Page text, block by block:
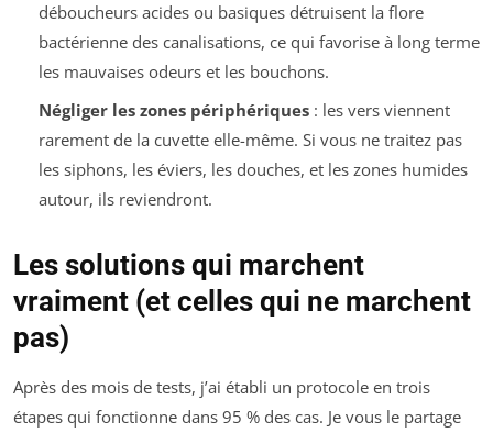
déboucheurs acides ou basiques détruisent la flore
bactérienne des canalisations, ce qui favorise à long terme
les mauvaises odeurs et les bouchons.
Négliger les zones périphériques: les vers viennent
rarement de la cuvette elle-même. Si vous ne traitez pas
les siphons, les éviers, les douches, et les zones humides
autour, ils reviendront.
Les solutions qui marchent
vraiment (et celles qui ne marchent
pas)
Après des mois de tests, j’ai établi un protocole en trois
étapes qui fonctionne dans 95 % des cas. Je vous le partage